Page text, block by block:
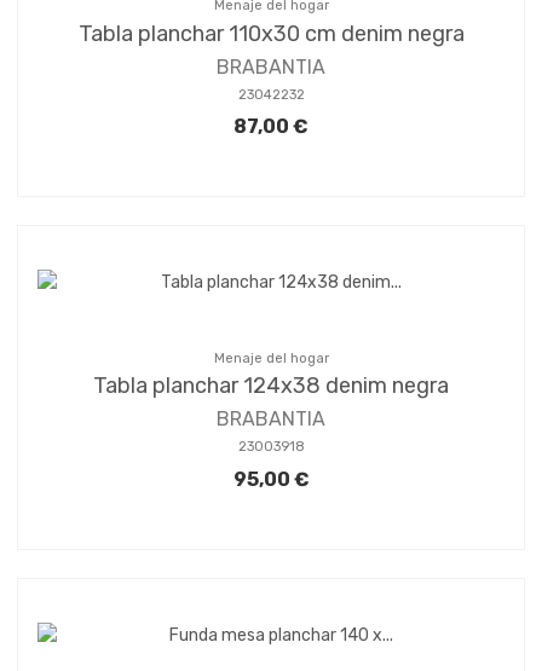
Menaje del hogar
Tabla planchar 110x30 cm denim negra
BRABANTIA
23042232
87,00 €
Menaje del hogar
Tabla planchar 124x38 denim negra
BRABANTIA
23003918
95,00 €